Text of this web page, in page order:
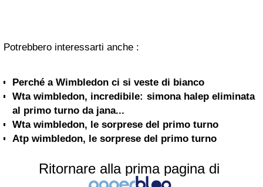
Potrebbero interessarti anche :
Perché a Wimbledon ci si veste di bianco
Wta wimbledon, incredibile: simona halep eliminata
al primo turno da jana...
Wta wimbledon, le sorprese del primo turno
Atp wimbledon, le sorprese del primo turno
Ritornare alla prima pagina di